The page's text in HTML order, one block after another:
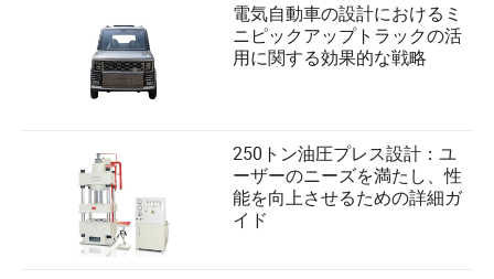
電気自動車の設計におけるミ
ニピックアップトラックの活
用に関する効果的な戦略
250トン油圧プレス設計：ユ
ーザーのニーズを満たし、性
能を向上させるための詳細ガ
イド